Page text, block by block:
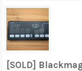
[SOLD]